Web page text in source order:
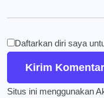
Daftarkan diri saya
Situs ini menggunakan